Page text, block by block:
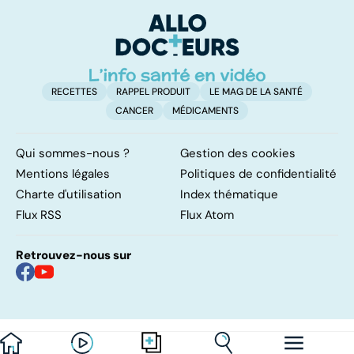
RECETTES RAPPEL PRODUIT
LE MAG DE LA SANTÉ
CANCER
MÉDICAMENTS
Qui sommes-nous ?
Gestion des cookies
Mentions légales
Politiques de confidentialité
Charte d'utilisation
Index thématique
Flux RSS
Flux Atom
Retrouvez-nous sur